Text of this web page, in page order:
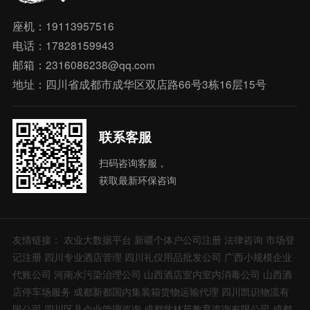
座机：19113957516
电话：17828159943
邮箱：2316086238@qq.com
地址：四川省成都市成华区双店路66号3栋16层15号
联系客服
扫码咨询客服，
获取最新环保咨询
友情链接： 农业大数据平台 新疆个体户公司注册 法律咨询 市场登
记注册 四川专业酒店管理 四川礼仪用品批发公司 广西小规模企业
代账公司 河南水污染治理公司 山西酒店室内室内消毒公司 山西酒
店停车场服务 成都新都国内集装箱货物运输代理 四川凯识物流有